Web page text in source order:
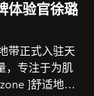
体验官徐璐
带正式入驻天
，专注于为肌
]舒适地